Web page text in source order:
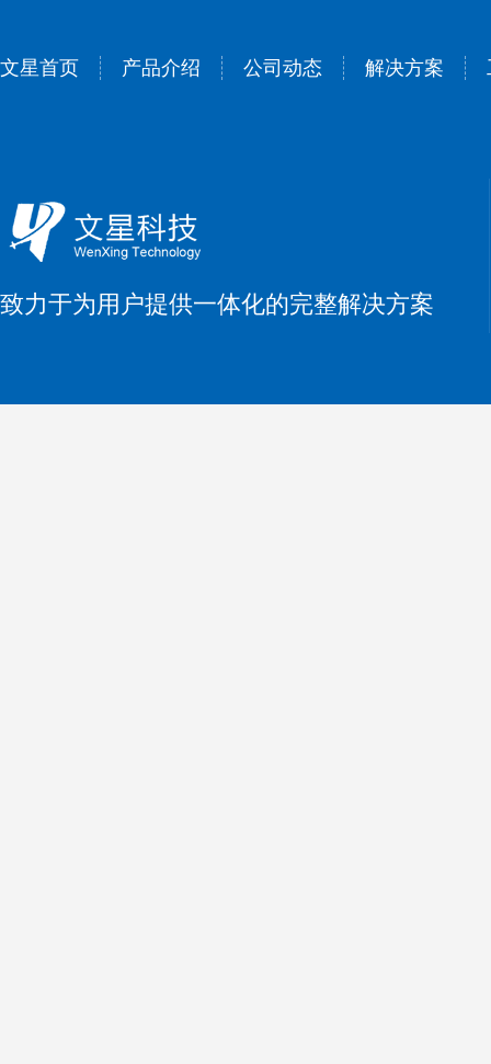
文星首页 产品介绍 公司动态 解决方案
致力于为用户提供一体化的完整解决方案